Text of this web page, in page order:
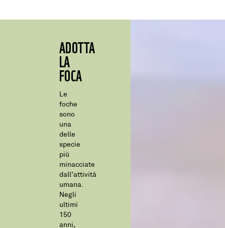
ADOTTA
LA
FOCA
Le
foche
sono
una
delle
specie
più
minacciate
dall’attività
umana.
Negli
ultimi
150
anni,